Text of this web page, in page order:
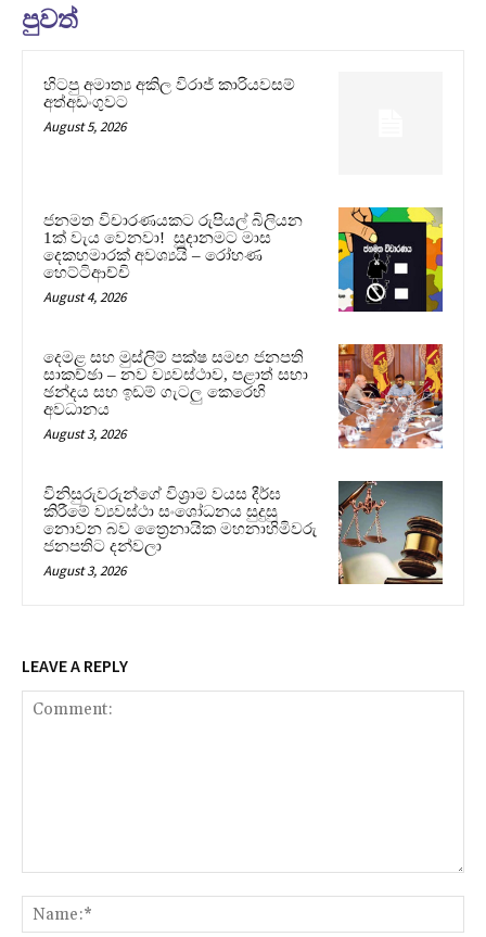
පුවත්
හිටපු අමාත්‍ය අකිල විරාජ් කාරියවසම්
අත්අඩංගුවට
August 5, 2026
ජනමත විචාරණයකට රුපියල් බිලියන
1ක් වැය වෙනවා! සූදානමට මාස
දෙකහමාරක් අවශ්‍යයි – රෝහණ
හෙට්ටිආච්චි
August 4, 2026
දෙමළ සහ මුස්ලිම් පක්ෂ සමඟ ජනපති
සාකච්ඡා – නව ව්‍යවස්ථාව, පළාත් සභා
ඡන්දය සහ ඉඩම් ගැටලු කෙරෙහි
අවධානය
August 3, 2026
විනිසුරුවරුන්ගේ විශ්‍රාම වයස දීර්ඝ
කිරීමේ ව්‍යවස්ථා සංශෝධනය සුදුසු
නොවන බව ත්‍රෛනායික මහනාහිමිවරු
ජනපතිට දන්වලා
August 3, 2026
LEAVE A REPLY